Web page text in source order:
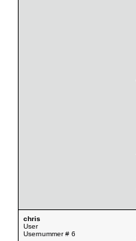
chris
User
Usernummer # 6